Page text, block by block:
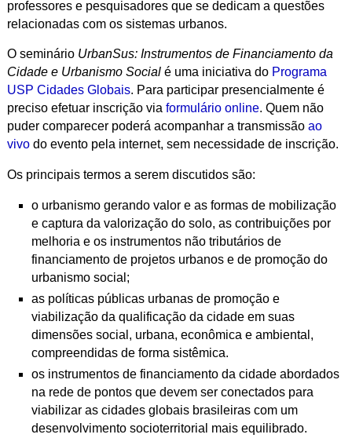
professores e pesquisadores que se dedicam a questões
relacionadas com os sistemas urbanos.
O seminário UrbanSus: Instrumentos de Financiamento da
Cidade e Urbanismo Social é uma iniciativa do Programa
USP Cidades Globais. Para participar presencialmente é
preciso efetuar inscrição via formulário online. Quem não
puder comparecer poderá acompanhar a transmissão ao
vivodo evento pela internet, sem necessidade de inscrição.
Os principais termos a serem discutidos são:
o urbanismo gerando valor e as formas de mobilização
e captura da valorização do solo, as contribuições por
melhoria e os instrumentos não tributários de
financiamento de projetos urbanos e de promoção do
urbanismo social;
as políticas públicas urbanas de promoção e
viabilização da qualificação da cidade em suas
dimensões social, urbana, econômica e ambiental,
compreendidas de forma sistêmica.
os instrumentos de financiamento da cidade abordados
na rede de pontos que devem ser conectados para
viabilizar as cidades globais brasileiras com um
desenvolvimento socioterritorial mais equilibrado.